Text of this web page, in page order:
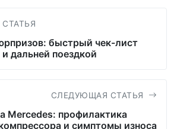
быстрый чек-лист
дальней поездкой
СЛЕДУЮЩАЯ СТАТЬЯ
Mercedes: профилактика
и симптомы износа